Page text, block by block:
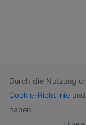
Durch die Nutzung
Cookie-Richtlinie und
haben.